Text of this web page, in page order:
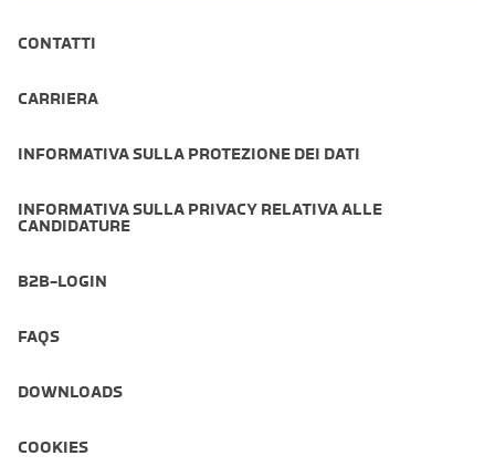
CONTATTI
CARRIERA
INFORMATIVA SULLA PROTEZIONE DEI DATI
INFORMATIVA SULLA PRIVACY RELATIVA ALLE
CANDIDATURE
B2B-LOGIN
FAQS
DOWNLOADS
COOKIES